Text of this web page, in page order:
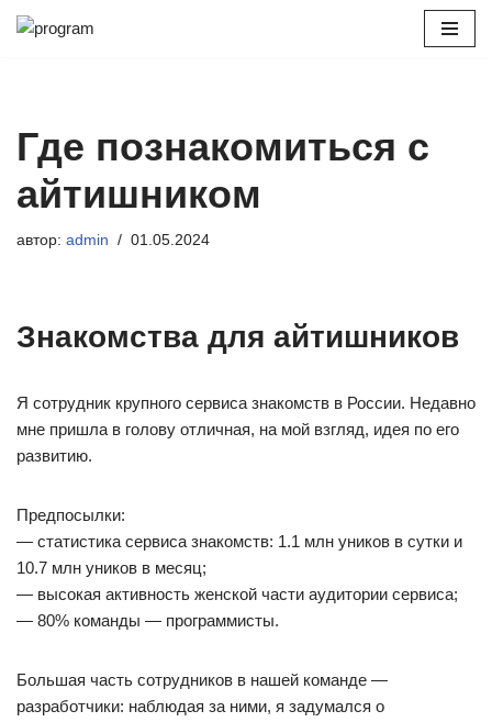
Где познакомиться с
айтишником
автор: admin 01.05.2024
Знакомства для айтишников
Я сотрудник крупного сервиса знакомств в России. Недавно
мне пришла в голову отличная, на мой взгляд, идея по его
развитию.
Предпосылки:
— статистика сервиса знакомств: 1.1 млн уников в сутки и
10.7 млн уников в месяц;
— высокая активность женской части аудитории сервиса;
— 80% команды — программисты.
Большая часть сотрудников в нашей команде —
разработчики: наблюдая за ними, я задумался о